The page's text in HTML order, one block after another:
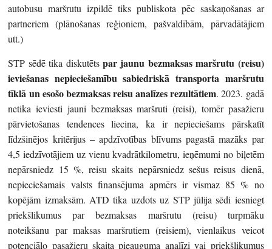
autobusu maršrutu izpildē tiks publiskota pēc saskaņošanas ar
partneriem (plānošanas reģioniem, pašvaldībām, pārvadātājiem
utt.)
STP sēdē tika diskutēts par jaunu bezmaksas maršrutu (reisu)
ieviešanas nepieciešamību sabiedriskā transporta maršrutu
tīklā un esošo bezmaksas reisu analīzes rezultātiem. 2023. gadā
netika ieviesti jauni bezmaksas maršruti (reisi), tomēr pasažieru
pārvietošanas tendences liecina, ka ir nepieciešams pārskatīt
līdzšinējos kritērijus – apdzīvotības blīvums pagastā mazāks par
4,5 iedzīvotājiem uz vienu kvadrātkilometru, ieņēmumi no biļetēm
nepārsniedz 15 %, reisu skaits nepārsniedz sešus reisus dienā,
nepieciešamais valsts finansējuma apmērs ir vismaz 85 % no
kopējām izmaksām. ATD tika uzdots uz STP jūlija sēdi iesniegt
priekšlikumus par bezmaksas maršrutu (reisu) turpmāku
noteikšanu par maksas maršrutiem (reisiem), vienlaikus veicot
potenciālo pasažieru skaita pieauguma analīzi vai priekšlikumus